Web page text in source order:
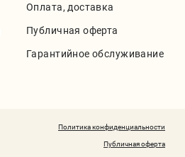
Оплата, доставка
Публичная оферта
Гарантийное обслуживание
Политика конфиденциальности
Публичная оферта